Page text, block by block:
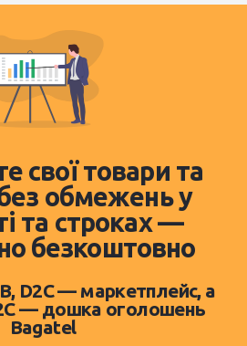
свої товари та
обмежень у
та строках —
безкоштовно
D2C — маркетплейс, а
— дошка оголошень
Bagatel